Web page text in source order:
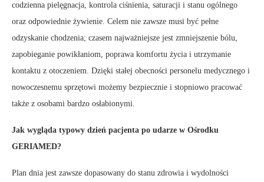
codzienna pielęgnacja, kontrola ciśnienia, saturacji i stanu ogólnego
oraz odpowiednie żywienie. Celem nie zawsze musi być pełne
odzyskanie chodzenia; czasem najważniejsze jest zmniejszenie bólu,
zapobieganie powikłaniom, poprawa komfortu życia i utrzymanie
kontaktu z otoczeniem. Dzięki stałej obecności personelu medycznego i
nowoczesnemu sprzętowi możemy bezpiecznie i stopniowo pracować
także z osobami bardzo osłabionymi.
Jak wygląda typowy dzień pacjenta po udarze w Ośrodku
GERIAMED?
Plan dnia jest zawsze dopasowany do stanu zdrowia i wydolności